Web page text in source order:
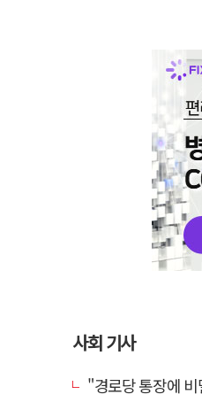
사회 기사
"경로당 통장에 비밀번